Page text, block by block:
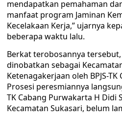
mendapatkan pemahaman
manfaat program Jaminan
Kecelakaan Kerja,” ujarnya
beberapa waktu lalu.
Berkat terobosannya
dinobatkan sebagai
Ketenagakerjaan oleh BPJS-
Prosesi peresmiannya
TK Cabang Purwakarta H Didi
Kecamatan Sukasari, belum